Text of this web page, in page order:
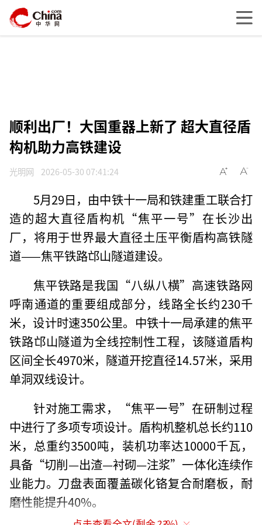
顺利出厂！大国重器上新了 超大直径盾
构机助力高铁建设
光明网 2026-05-30 07:41:24
5月29日，由中铁十一局和铁建重工联合打
造的超大直径盾构机“焦平一号”在长沙出
厂，将用于世界最大直径土压平衡盾构高铁隧
道——焦平铁路邙山隧道建设。
焦平铁路是我国“八纵八横”高速铁路网
呼南通道的重要组成部分，线路全长约230千
米，设计时速350公里。中铁十一局承建的焦平
铁路邙山隧道为全线控制性工程，该隧道盾构
区间全长4970米，隧道开挖直径14.57米，采用
单洞双线设计。
针对施工需求，“焦平一号”在研制过程
中进行了多项专项设计。盾构机整机总长约110
米，总重约3500吨，装机功率达10000千瓦，
具备“切削—出渣—衬砌—注浆”一体化连续作
业能力。刀盘表面覆盖碳化铬复合耐磨板，耐
磨性能提升40%。